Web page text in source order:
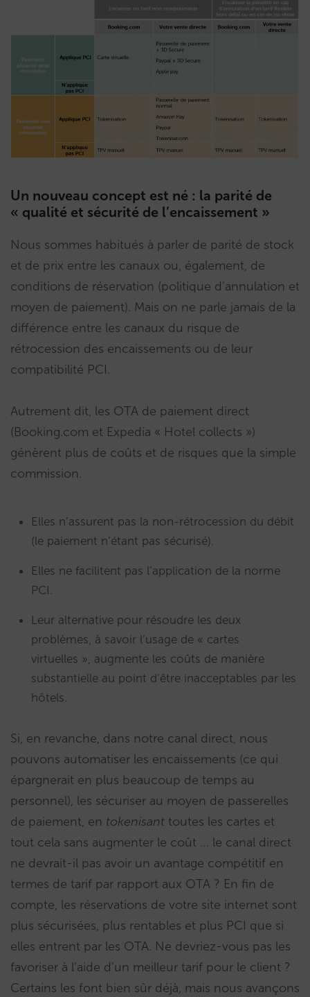
Un nouveau concept est né : la parité de
« qualité et sécurité de l’encaissement »
Nous sommes habitués à parler de parité de stock
et de prix entre les canaux ou, également, de
conditions de réservation (politique d’annulation et
moyen de paiement). Mais on ne parle jamais de la
différence entre les canaux du risque de
rétrocession des encaissements ou de leur
compatibilité PCI.
Autrement dit, les OTA de paiement direct
(Booking.com et Expedia « Hotel collects »)
génèrent plus de coûts et de risques que la simple
commission.
Elles n’assurent pas la non-rétrocession du débit
(le paiement n’étant pas sécurisé).
Elles ne facilitent pas l’application de la norme
PCI.
Leur alternative pour résoudre les deux
problèmes, à savoir l’usage de « cartes
virtuelles », augmente les coûts de manière
substantielle au point d’être inacceptables par les
hôtels.
Si, en revanche, dans notre canal direct, nous
pouvons automatiser les encaissements (ce qui
épargnerait en plus beaucoup de temps au
personnel), les sécuriser au moyen de passerelles
de paiement, en tokenisant toutes les cartes et
tout cela sans augmenter le coût … le canal direct
ne devrait-il pas avoir un avantage compétitif en
termes de tarif par rapport aux OTA ? En fin de
compte, les réservations de votre site internet sont
plus sécurisées, plus rentables et plus PCI que si
elles entrent par les OTA. Ne devriez-vous pas les
favoriser à l’aide d’un meilleur tarif pour le client ?
Certains les font bien sûr déjà, mais nous avançons